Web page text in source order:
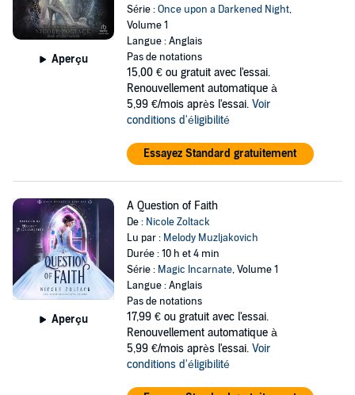
Aperçu
Série :Once upon a Darkened Night,
Volume 1
Langue : Anglais
Pas de notations
15,00 € ou gratuit avec l'essai.
Renouvellement automatique à
5,99 €/mois après l'essai. Voir
conditions d'éligibilité
Essayez Standard gratuitement
Aperçu
A Question of Faith
De : Nicole Zoltack
Lu par : Melody Muzljakovich
Durée : 10 h et 4 min
Série : Magic Incarnate, Volume 1
Langue : Anglais
Pas de notations
17,99 € ou gratuit avec l'essai.
Renouvellement automatique à
5,99 €/mois après l'essai. Voir
conditions d'éligibilité